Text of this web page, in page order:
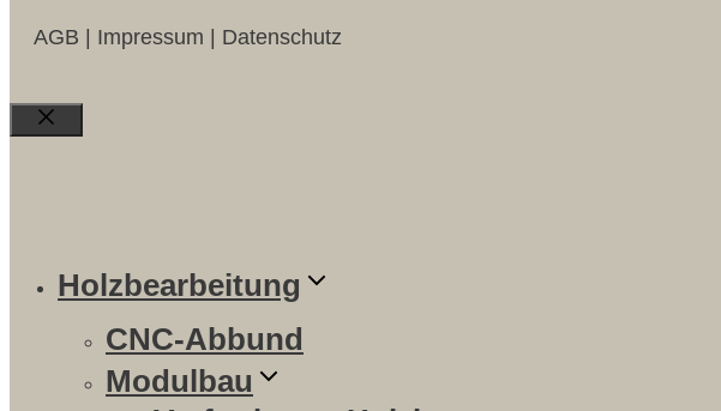
AGB | Impressum | Datenschutz
Close
Holzbearbeitung
CNC-Abbund
Modulbau